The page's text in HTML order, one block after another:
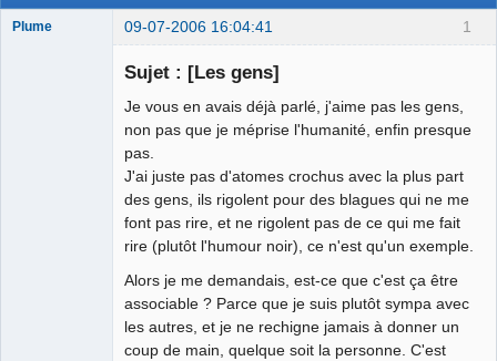
1
Plume 09-07-2006 16:04:41
Sujet : [Les gens]
Je vous en avais déjà parlé, j'aime pas les gens,
non pas que je méprise l'humanité, enfin presque
pas.
J'ai juste pas d'atomes crochus avec la plus part
des gens, ils rigolent pour des blagues qui ne me
font pas rire, et ne rigolent pas de ce qui me fait
rire (plutôt l'humour noir), ce n'est qu'un exemple.
Alors je me demandais, est-ce que c'est ça être
associable ? Parce que je suis plutôt sympa avec
les autres, et je ne rechigne jamais à donner un
coup de main, quelque soit la personne. C'est